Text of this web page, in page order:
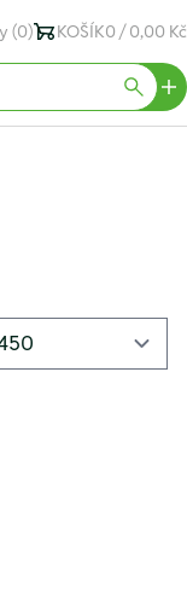
(0) KOŠÍK0 / 0,00 Kč